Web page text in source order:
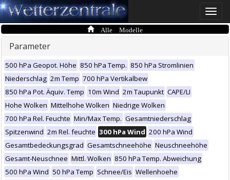
Toggle
Alle Modelle
Parameter
500 hPa Geopot. Höhe 850 hPa Temp. 850 hPa Stromlinien
Niederschlag 2m Temp 700 hPa Vertikalbew
850 hPa Pot. Äquiv. Temp 10m Wind 2m Taupunkt CAPE/LI
Hohe Wolken Mittelhohe Wolken Niedrige Wolken
700 hPa Rel. Feuchte Min/Max Temp. Gesamtniederschlag
Spitzenwind 2m Rel. feuchte 300 hPa Wind 200 hPa Wind
Gesamtbedeckungsgrad Gesamtschneehöhe Neuschneehöhe
Gesamt-Neuschnee Mittl. Wolken 850 hPa Temp. Abweichung
500 hPa Wind 50 hPa Temp Schnee/Eis Wellenhoehe